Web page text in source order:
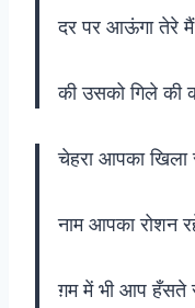
दर पर आऊंगा तेरे
की उसको गिले की
चेहरा आपका खिला
नाम आपका रोशन
ग़म में भी आप हँसते